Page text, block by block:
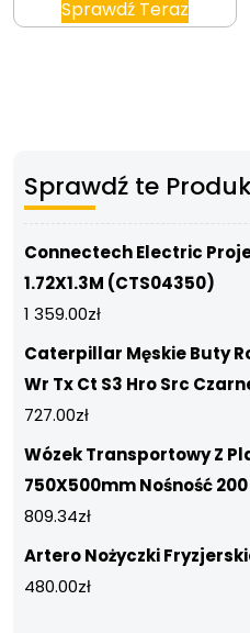
Sprawdź Teraz
Sprawdź te
Connectech Electric
1.72X1.3M (CTS04350)
1 359.00zł
Caterpillar Męskie Buty
Wr Tx Ct S3 Hro Src
727.00zł
Wózek Transportowy Z
750X500mm Nośność 200
809.34zł
Artero Nożyczki
480.00zł